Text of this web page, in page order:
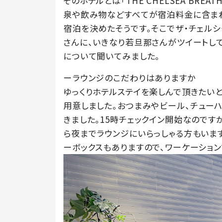
泉や飲み物などすべてが宿泊料金に含ま
宿泊を決めたそうです。そこでザ・チェル
さんに、いきなり若旦那さんがツイート
について聞いてみました。
ーラウンジのこだわりはありますか
ゆっくりホテルステイを楽しんで頂きた
用意しました。おつまみやビール、チュー
きました。15時チェックイン開始なので
ら夜までラウンジにいらっしゃる方もい
ーボックスもありますので、ワーケーショ